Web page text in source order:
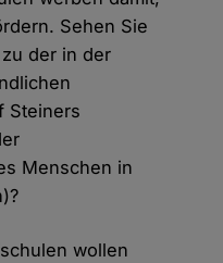
Sehen Sie
der in der
Steiners
Menschen in
wollen